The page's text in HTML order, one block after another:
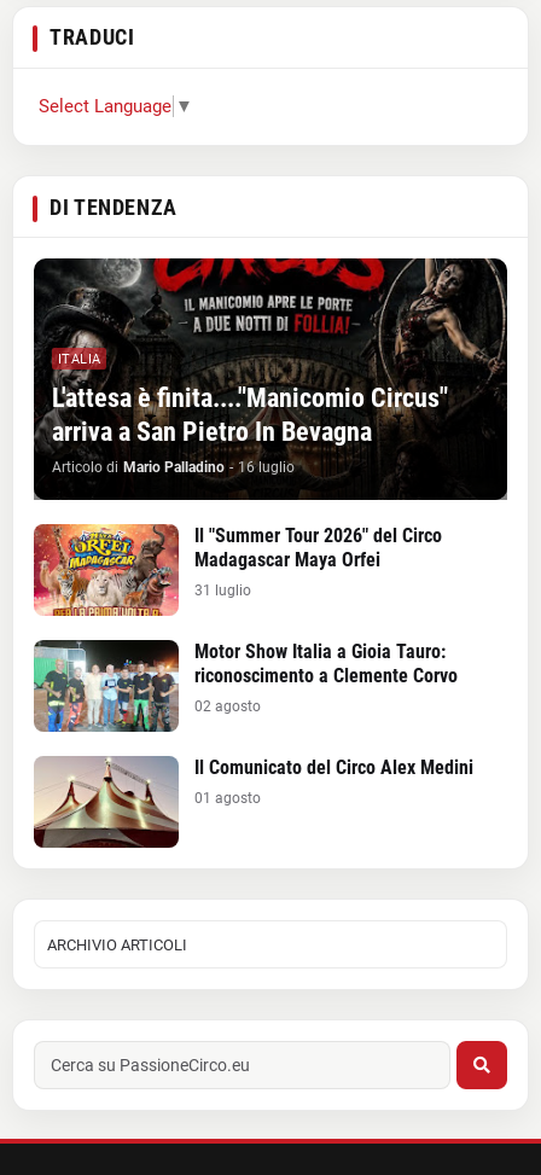
TRADUCI
Select Language ▼
DI TENDENZA
ITALIA
L'attesa è finita...."Manicomio Circus"
arriva a San Pietro In Bevagna
Articolo di Mario Palladino - 16 luglio
Il "Summer Tour 2026" del Circo
Madagascar Maya Orfei
31 luglio
Motor Show Italia a Gioia Tauro:
riconoscimento a Clemente Corvo
02 agosto
Il Comunicato del Circo Alex Medini
01 agosto